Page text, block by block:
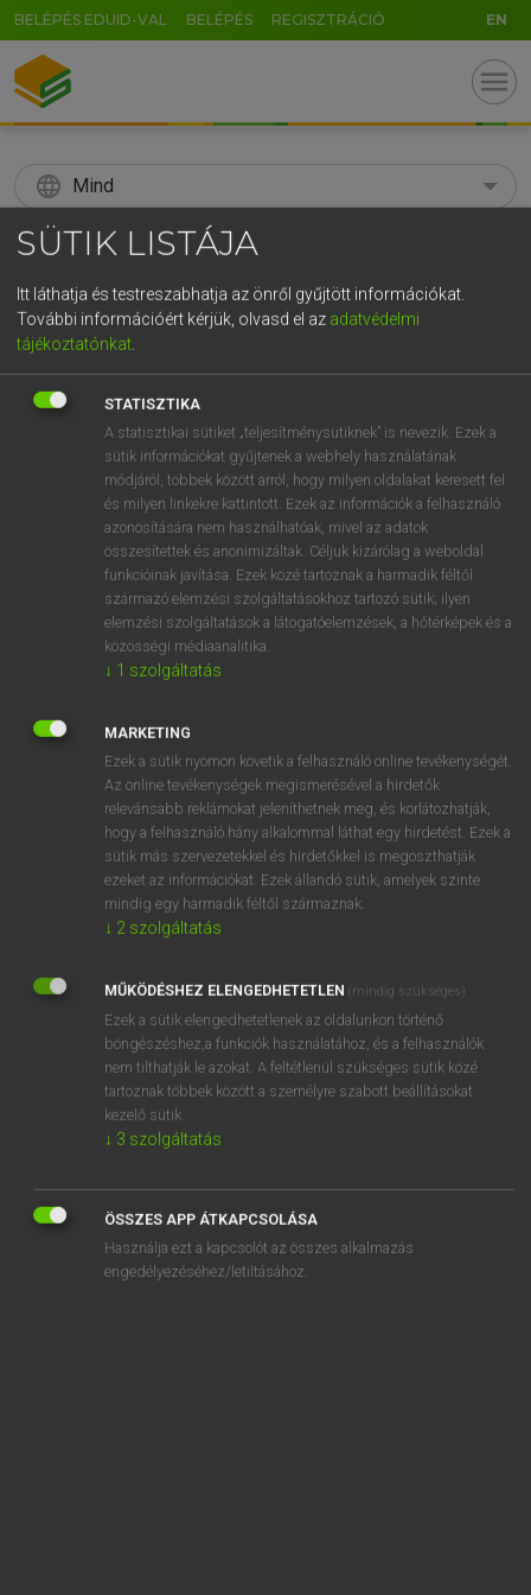
BELÉPÉS EDUID-VAL BELÉPÉS REGISZTRÁCIÓ EN
menu
language Mind
search
KERESÉS
Díjmentes angol szótár
steamtight mn gőzálló(an tömített)
gőzbiztos
⚲ steamtightkeresése szótárainkban
DÍJMENTES ANGOL SZÓTÁR
steam pressure
steamroller
steamship
steam shovel
steamtight
steam turbine
steam valve
steam whistle
MICROSOFT OFFICE BŐVÍTMÉNY
BEÉPÜLŐ SZÓTÁRMODUL
ONLINE NYELVVIZSGA
SÜTIK LISTÁJA
Itt láthatja és testreszabhatja az önről gyűjtött információkat.
További információért kérjük, olvasd el az adatvédelmi
tájékoztatónkat
STATISZTIKA
A statisztikai sütiket „teljesítménysütiknek” is nevezik. Ezek a
sütik információkat gyűjtenek a webhely használatának
módjáról, többek között arról, hogy milyen oldalakat keresett fel
és milyen linkekre kattintott. Ezek az információk a felhasználó
azonosítására nem használhatóak, mivel az adatok
összesítettek és anonimizáltak. Céljuk kizárólag a weboldal
funkcióinak javítása. Ezek közé tartoznak a harmadik féltől
származó elemzési szolgáltatásokhoz tartozó sütik; ilyen
elemzési szolgáltatások a látogatóelemzések, a hőtérképek és a
közösségi médiaanalitika.
↓ 1 szolgáltatás
MARKETING
Ezek a sütik nyomon követik a felhasználó online tevékenységét.
Az online tevékenységek megismerésével a hirdetők
relevánsabb reklámokat jeleníthetnek meg, és korlátozhatják,
hogy a felhasználó hány alkalommal láthat egy hirdetést. Ezek a
sütik más szervezetekkel és hirdetőkkel is megoszthatják
ezeket az információkat. Ezek állandó sütik, amelyek szinte
mindig egy harmadik féltől származnak.
↓ 2 szolgáltatás
MŰKÖDÉSHEZ ELENGEDHETETLEN (mindig szükséges)
Ezek a sütik elengedhetetlenek az oldalunkon történő
böngészéshez,a funkciók használatához, és a felhasználók
nem tilthatják le azokat. A feltétlenül szükséges sütik közé
tartoznak többek között a személyre szabott beállításokat
kezelő sütik.
↓ 3 szolgáltatás
ÖSSZES APP ÁTKAPCSOLÁSA
Használja ezt a kapcsolót az összes alkalmazás
engedélyezéséhez/letiltásához.
GR
5 6 7 8 9 ö ü ó
r t z u i o p ő ú
k l ű
n m , . - AltGr